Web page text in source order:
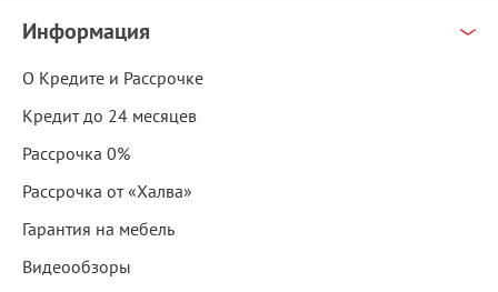
Информация
О Кредите и Рассрочке
Кредит до 24 месяцев
Рассрочка 0%
Рассрочка от «Халва»
Гарантия на мебель
Видеообзоры